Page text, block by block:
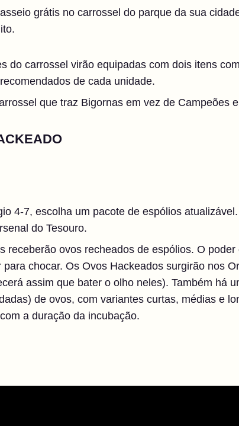
grátis no carrossel do parque da sua
do carrossel virão equipadas com dois itens
de cada unidade.
que traz Bigornas em vez de Campeões
4-7, escolha um pacote de espólios
do Tesouro.
receberão ovos recheados de espólios. O
chocar. Os Ovos Hackeados surgirão nos
assim que bater o olho neles). Também há
de ovos, com variantes curtas, médias e
a duração da incubação.